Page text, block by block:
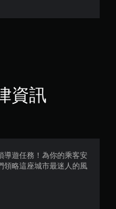
1
分
5
資訊
導遊任務！為你的乘客安
領略這座城市最迷人的風